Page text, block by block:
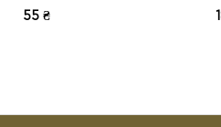
55 ₴